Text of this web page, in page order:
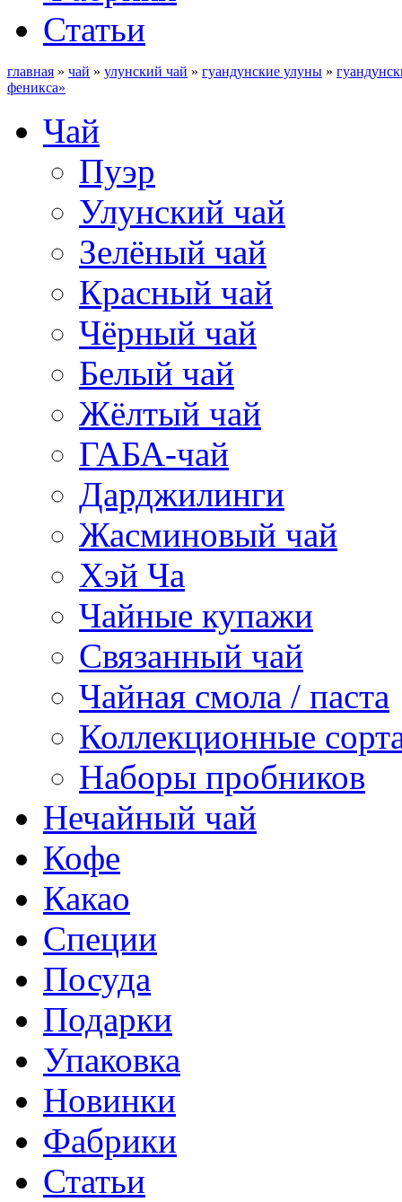
Статьи
главная » чай » улунский чай » гуандунские улуны »
феникса»
Чай
Пуэр
Улунский чай
Зелёный чай
Красный чай
Чёрный чай
Белый чай
Жёлтый чай
ГАБА-чай
Дарджилинги
Жасминовый чай
Хэй Ча
Чайные купажи
Связанный чай
Чайная смола / паста
Коллекционные
Наборы пробников
Нечайный чай
Кофе
Какао
Специи
Посуда
Подарки
Упаковка
Новинки
Фабрики
Статьи